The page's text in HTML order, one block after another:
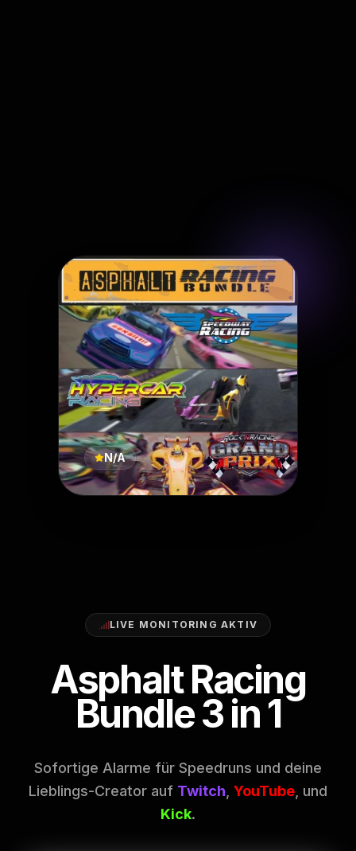
LIVE MONITORING AKTIV
Asphalt Racing
Bundle 3 in 1
Sofortige Alarme für Speedruns und deine
Lieblings-Creator auf Twitch YouTube , und
Kick.
N/A